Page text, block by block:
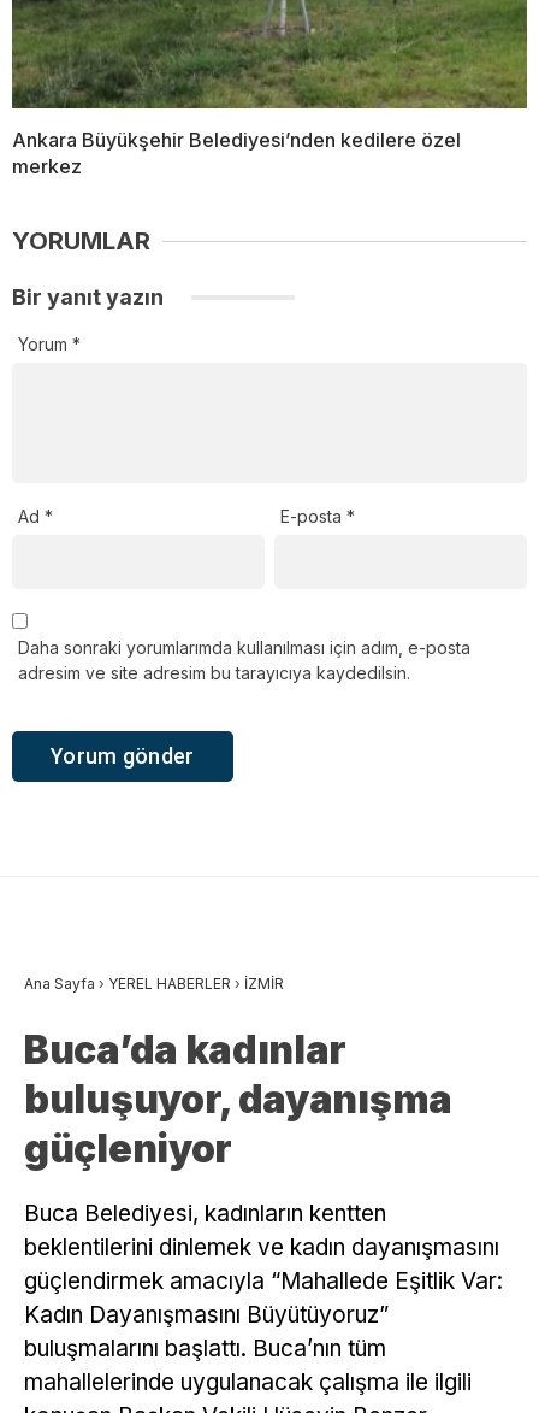
Ankara Büyükşehir Belediyesi’nden kedilere özel
merkez
YORUMLAR
Bir yanıt yazın
Yorum *
Ad * E-posta*
Daha sonraki yorumlarımda kullanılması için adım, e-posta
adresim ve site adresim bu tarayıcıya kaydedilsin.
Ana Sayfa › YEREL HABERLER › İZMİR
Buca’da kadınlar
buluşuyor, dayanışma
güçleniyor
Buca Belediyesi, kadınların kentten
beklentilerini dinlemek ve kadın dayanışmasını
güçlendirmek amacıyla “Mahallede Eşitlik Var:
Kadın Dayanışmasını Büyütüyoruz”
buluşmalarını başlattı. Buca’nın tüm
mahallelerinde uygulanacak çalışma ile ilgili